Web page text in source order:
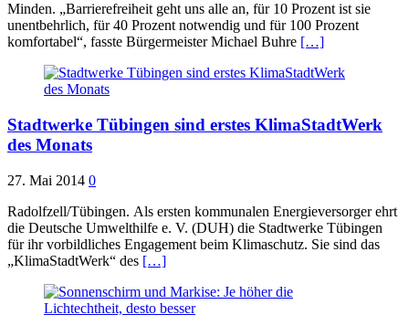
Minden. „Barrierefreiheit geht uns alle an, für 10 Prozent ist sie
unentbehrlich, für 40 Prozent notwendig und für 100 Prozent
komfortabel“, fasste Bürgermeister Michael Buhre […]
Stadtwerke Tübingen sind erstes KlimaStadtWerk
des Monats
27. Mai 2014 0
Radolfzell/Tübingen. Als ersten kommunalen Energieversorger ehrt
die Deutsche Umwelthilfe e. V. (DUH) die Stadtwerke Tübingen
für ihr vorbildliches Engagement beim Klimaschutz. Sie sind das
„KlimaStadtWerk“ des […]